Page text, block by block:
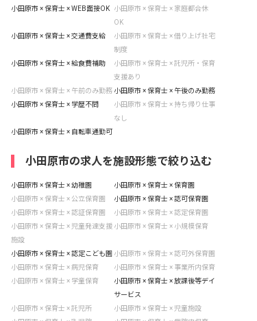
小田原市 × 保育士 × WEB面接OK
小田原市 × 保育士 × 家庭都合休
OK
小田原市 × 保育士 × 交通費支給
小田原市 × 保育士 × 借り上げ社宅
制度
小田原市 × 保育士 × 給食費補助
小田原市 × 保育士 × 託児所・保育
支援あり
小田原市 × 保育士 × 午前のみ勤務 小田原市 × 保育士 × 午後のみ勤務
小田原市 × 保育士 × 学歴不問
小田原市 × 保育士 × 持ち帰り仕事
なし
小田原市 × 保育士 × 自転車通勤可
小田原市の求人を施設形態で絞り込む
小田原市 × 保育士 × 幼稚園
小田原市 × 保育士 × 保育園
小田原市 × 保育士 × 公立保育園
小田原市 × 保育士 × 認可保育園
小田原市 × 保育士 × 認証保育園
小田原市 × 保育士 × 認定保育園
小田原市 × 保育士 × 児童発達支援
施設
小田原市 × 保育士 × 小規模保育
小田原市 × 保育士 × 認定こども園 小田原市 × 保育士 × 認可外保育園
小田原市 × 保育士 × 病児保育
小田原市 × 保育士 × 事業所内保育
小田原市 × 保育士 × 学童保育
小田原市 × 保育士 × 放課後等デイ
サービス
小田原市 × 保育士 × 託児所
小田原市 × 保育士 × 児童施設